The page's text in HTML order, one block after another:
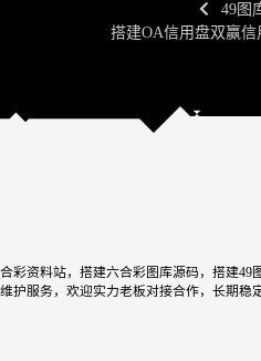
49图
搭建OA信用盘双赢
彩资料站，搭建六合彩图库源码，搭建
护服务，欢迎实力老板对接合作，长期稳